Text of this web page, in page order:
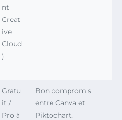
nt
Creat
ive
Cloud
)
Gratu
it /
Pro à
Bon compromis
entre Canva et
Piktochart.